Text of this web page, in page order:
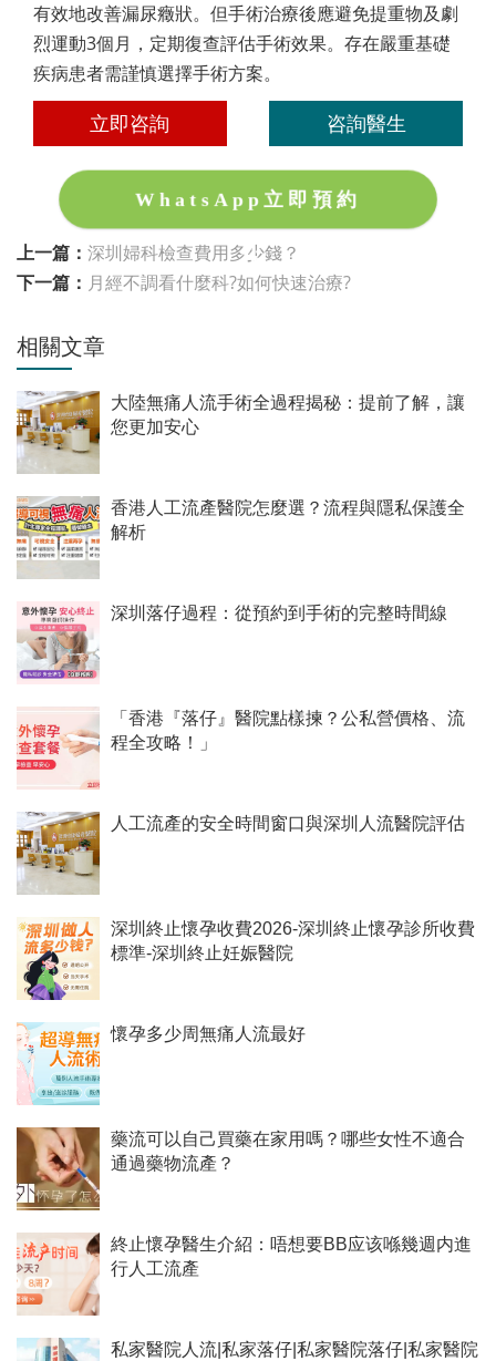
有效地改善漏尿癥狀。但手術治療後應避免提重物及劇
烈運動3個月，定期復查評估手術效果。存在嚴重基礎
疾病患者需謹慎選擇手術方案。
立即咨詢 咨詢醫生
WhatsApp立即預約
上一篇： 深圳婦科檢查費用多少錢？
下一篇： 月經不調看什麼科?如何快速治療?
相關文章
大陸無痛人流手術全過程揭秘：提前了解，讓
您更加安心
香港人工流產醫院怎麼選？流程與隱私保護全
解析
深圳落仔過程：從預約到手術的完整時間線
「香港『落仔』醫院點樣揀？公私營價格、流
程全攻略！」
人工流產的安全時間窗口與深圳人流醫院評估
深圳終止懷孕收費2026-深圳終止懷孕診所收費
標準-深圳終止妊娠醫院
懷孕多少周無痛人流最好
藥流可以自己買藥在家用嗎？哪些女性不適合
通過藥物流產？
終止懷孕醫生介紹：唔想要BB应该喺幾週内進
行人工流產
私家醫院人流|私家落仔|私家醫院落仔|私家醫院